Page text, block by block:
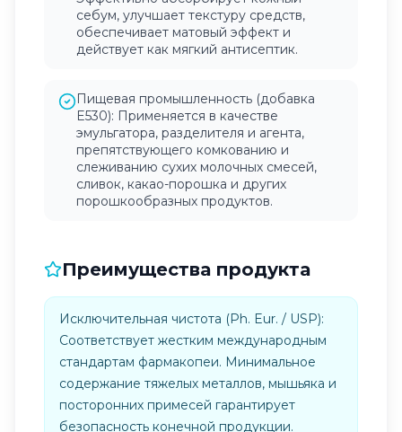
себум, улучшает текстуру средств,
обеспечивает матовый эффект и
действует как мягкий антисептик.
Пищевая промышленность (добавка
E530): Применяется в качестве
эмульгатора, разделителя и агента,
препятствующего комкованию и
слеживанию сухих молочных смесей,
сливок, какао-порошка и других
порошкообразных продуктов.
Преимущества продукта
Исключительная чистота (Ph. Eur. / USP):
Соответствует жестким международным
стандартам фармакопеи. Минимальное
содержание тяжелых металлов, мышьяка и
посторонних примесей гарантирует
безопасность конечной продукции.